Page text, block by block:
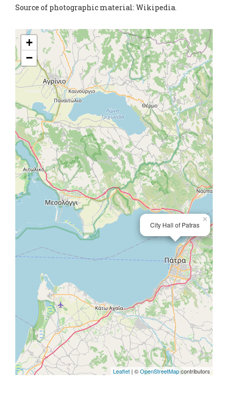
Source of photographic material: Wikipedia.
City Hall of Patras
×
+
−
Leaflet | ©OpenStreetMapcontributors